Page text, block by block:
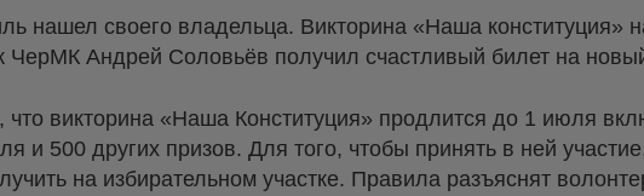
нашел своего владельца. Викторина «Наша конституция»
ЧерМК Андрей Соловьёв получил счастливый билет на
викторина «Наша Конституция» продлится до 1 июля
и 500 других призов. Для того, чтобы принять в ней
на избирательном участке. Правила разъяснят